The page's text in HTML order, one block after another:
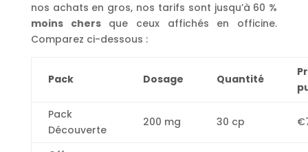
nos achats en gros, nos tarifs sont jusqu’à 60 %
moins chersque ceux affichés en officine.
Comparez ci-dessous :
Pack Dosage Quantité
Pack
Découverte
200 mg 30 cp